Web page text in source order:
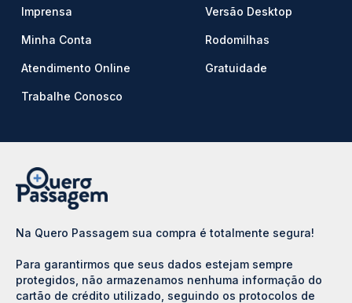
Imprensa
Minha Conta
Atendimento Online
Trabalhe Conosco
Versão Desktop
Rodomilhas
Gratuidade
Na Quero Passagem sua compra é totalmente segura!
Para garantirmos que seus dados estejam sempre
protegidos, não armazenamos nenhuma informação do
cartão de crédito utilizado, seguindo os protocolos de